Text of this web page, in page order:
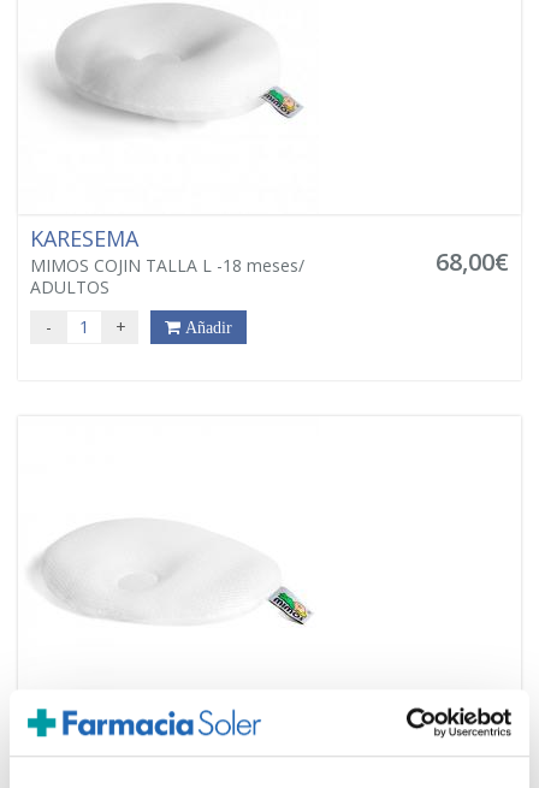
KARESEMA
MIMOS COJIN TALLA L -18 meses/
ADULTOS
68,00€
- + Añadir
KARESEMA
68,00€